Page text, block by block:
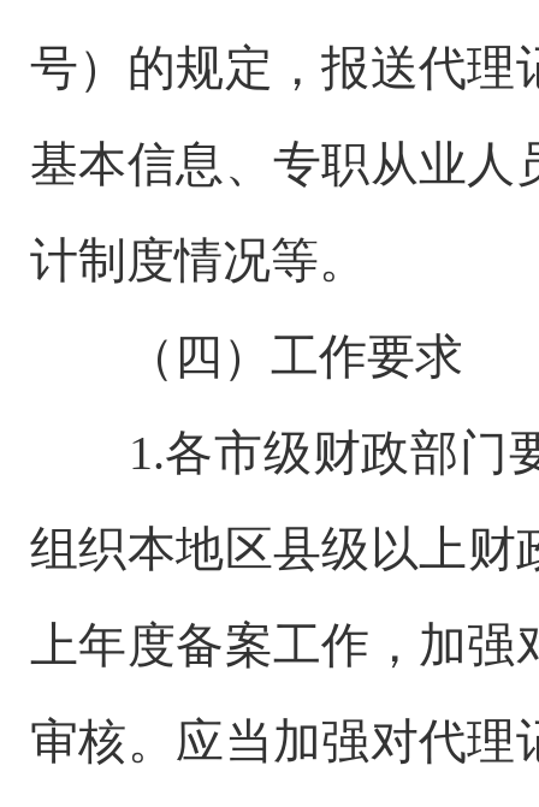
号）的规定，报送代理
基本信息、专职从业人
计制度情况等。
（四）工作要求
1.各市级财政部门
组织本地区县级以上财
上年度备案工作，加强
审核。应当加强对代理